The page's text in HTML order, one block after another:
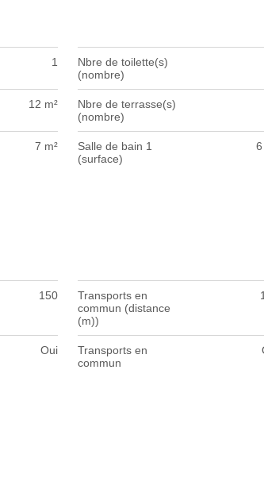
1
Nbre de toilette(s)
(nombre)
12 m²
Nbre de terrasse(s)
(nombre)
7 m²
Salle de bain 1
(surface)
6
150
Transports en
commun (distance
(m))
Oui
Transports en
commun